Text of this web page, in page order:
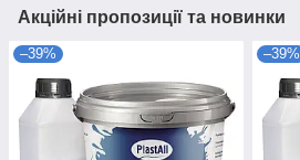
Акційні пропозиції та новинки
–39% –39%